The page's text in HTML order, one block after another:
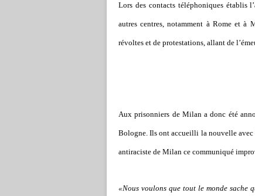
Lors des contacts téléphoniques établis l’
autres centres, notamment à Rome et
révoltes et de protestations, allant de l’
Aux prisonniers de Milan a donc été
Bologne. Ils ont accueilli la nouvelle avec
antiraciste de Milan ce communiqué
«Nous voulons que tout le monde sache